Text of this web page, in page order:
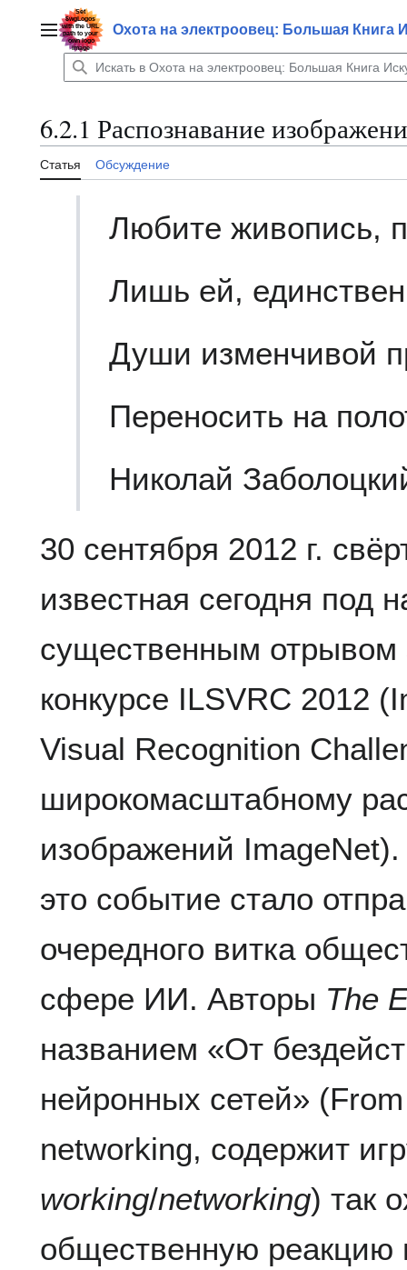
содержаниюГлавное менюОхота на электроовец: Большая Книга
6.2.1 Распознавание
Статья Обсуждение
Любите живопись,
Лишь ей,
Души изменчивой
Переносить на
Николай
30 сентября 2012 г.
известная сегодня под
существенным отрывом
конкурсе ILSVRC 2012
Visual Recognition
широкомасштабному
изображений
это событие стало
очередного витка
сфере ИИ. Авторы The
названием «От
нейронных сетей»
networking, содержит
working/networking) так
общественную реакцию